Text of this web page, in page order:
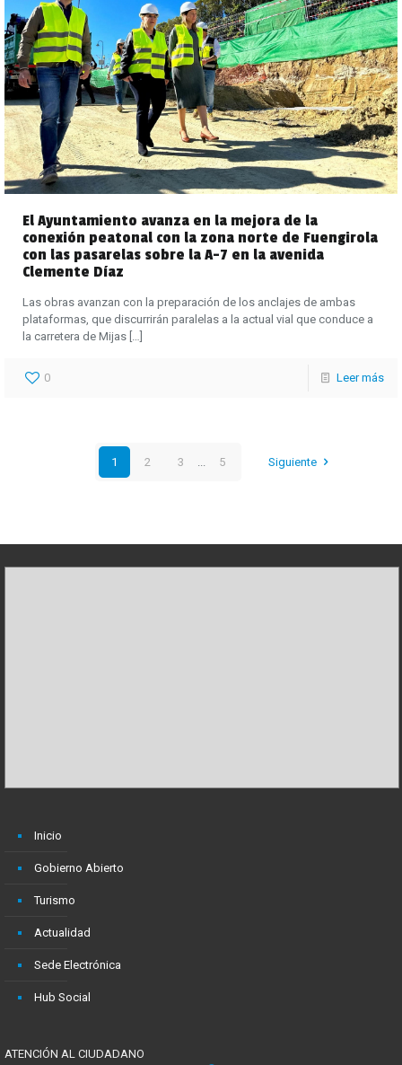
El Ayuntamiento avanza en la mejora de la
conexión peatonal con la zona norte de Fuengirola
con las pasarelas sobre la A-7 en la avenida
Clemente Díaz
Las obras avanzan con la preparación de los anclajes de ambas
plataformas, que discurrirán paralelas a la actual vial que conduce a
la carretera de Mijas […]
0 Leer más
1 2 3 ... 5 Siguiente
Inicio
Gobierno Abierto
Turismo
Actualidad
Sede Electrónica
Hub Social
ATENCIÓN AL CIUDADANO